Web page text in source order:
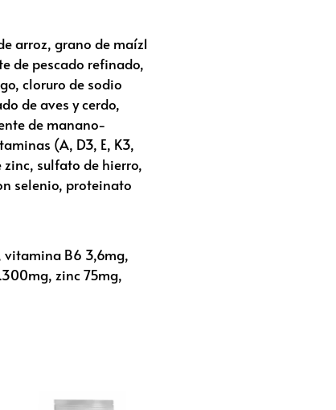
arroz, grano de maíz1
de pescado refinado,
cloruro de sodio
de aves y cerdo,
de manano-
(A, D3, E, K3,
sulfato de hierro,
selenio, proteinato
vitamina B6 3,6mg,
zinc 75mg,